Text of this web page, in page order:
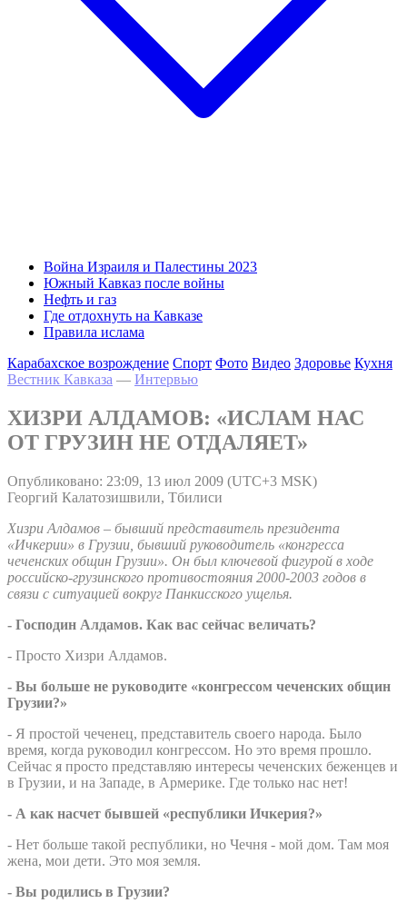
Война Израиля и Палестины 2023
Южный Кавказ после войны
Нефть и газ
Где отдохнуть на Кавказе
Правила ислама
Карабахское возрождение Спорт Фото Видео Здоровье Кухня
Вестник Кавказа — Интервью
ХИЗРИ АЛДАМОВ: «ИСЛАМ НАС
ОТ ГРУЗИН НЕ ОТДАЛЯЕТ»
Опубликовано: 23:09, 13 июл 2009 (UTC+3 MSK)
Георгий Калатозишвили, Тбилиси
Хизри Алдамов – бывший представитель президента
«Ичкерии» в Грузии, бывший руководитель «конгресса
чеченских общин Грузии». Он был ключевой фигурой в ходе
российско-грузинского противостояния 2000-2003 годов в
связи с ситуацией вокруг Панкисского ущелья.
- Господин Алдамов. Как вас сейчас величать?
- Просто Хизри Алдамов.
- Вы больше не руководите «конгрессом чеченских общин
Грузии?»
- Я простой чеченец, представитель своего народа. Было
время, когда руководил конгрессом. Но это время прошло.
Сейчас я просто представляю интересы чеченских беженцев и
в Грузии, и на Западе, в Армерике. Где только нас нет!
- А как насчет бывшей «республики Ичкерия?»
- Нет больше такой республики, но Чечня - мой дом. Там моя
жена, мои дети. Это моя земля.
- Вы родились в Грузии?